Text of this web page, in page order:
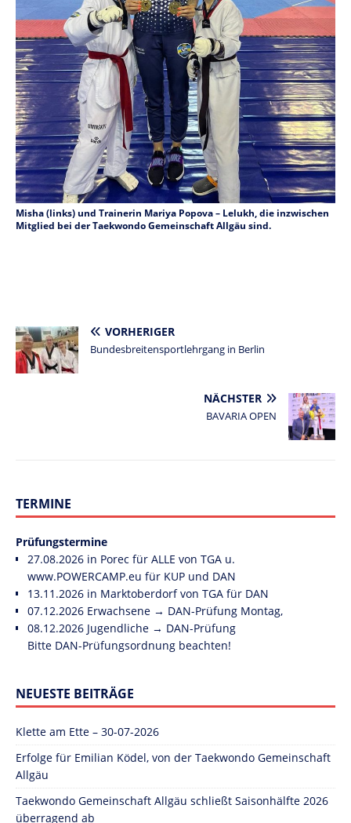
Misha (links) und Trainerin Mariya Popova – Lelukh, die inzwischen
Mitglied bei der Taekwondo Gemeinschaft Allgäu sind.
VORHERIGER
Bundesbreitensportlehrgang in Berlin
NÄCHSTER
BAVARIA OPEN
TERMINE
Prüfungstermine
27.08.2026 in Porec für ALLE von TGA u.
www.POWERCAMP.eu für KUP und DAN
13.11.2026 in Marktoberdorf von TGA für DAN
07.12.2026 Erwachsene → DAN-Prüfung Montag,
08.12.2026 Jugendliche → DAN-Prüfung
Bitte DAN-Prüfungsordnung beachten!
NEUESTE BEITRÄGE
Klette am Ette – 30-07-2026
Erfolge für Emilian Ködel, von der Taekwondo Gemeinschaft
Allgäu
Taekwondo Gemeinschaft Allgäu schließt Saisonhälfte 2026
überragend ab